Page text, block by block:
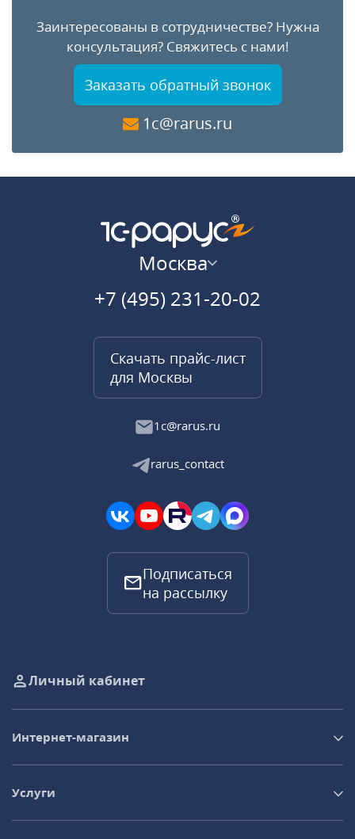
Заинтересованы в сотрудничестве?Нужна
консультация? Свяжитесь с нами!
Заказать обратный звонок
1c@rarus.ru
Москва
+7 (495) 231-20-02
Скачать прайс-лист
для Москвы
1c@rarus.ru
rarus_contact
Подписаться
на рассылку
Личный кабинет
Интернет-магазин
Услуги